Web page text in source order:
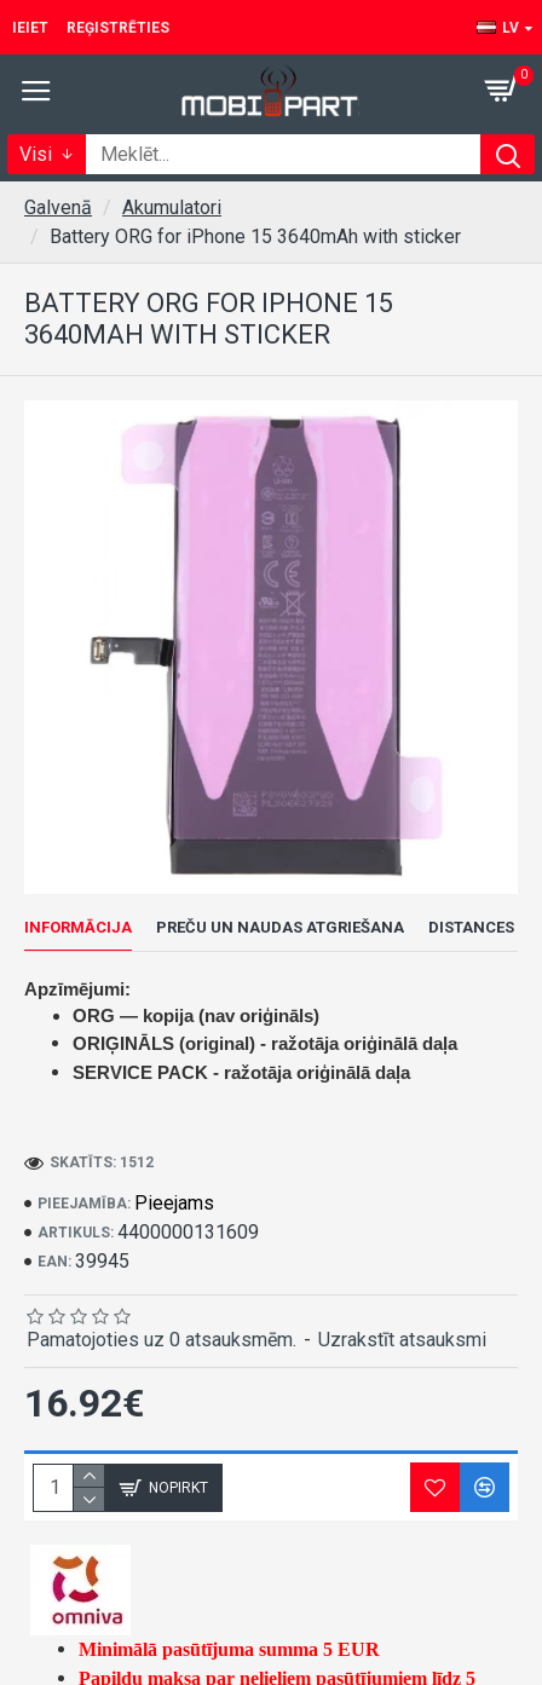
IEIET REĢISTRĒTIES LV
0
Visi
Galvenā
Akumulatori
Battery ORG for iPhone 15 3640mAh with sticker
BATTERY ORG FOR IPHONE 15
3640MAH WITH STICKER
INFORMĀCIJA PREČU UN NAUDAS ATGRIEŠANA DISTANCES
Apzīmējumi:
ORG — kopija (nav oriģināls)
ORIĢINĀLS (original) - ražotāja oriģinālā daļa
SERVICE PACK - ražotāja oriģinālā daļa
PIEEJAMĪBA: Pieejams
ARTIKULS: 4400000131609
EAN: 39945
SKATĪTS: 1512
Pamatojoties uz 0 atsauksmēm. - Uzrakstīt atsauksmi
16.92€
NOPIRKT
Minimālā pasūtījuma summa 5 EUR
Papildu maksa par nelieliem pasūtījumiem līdz 5